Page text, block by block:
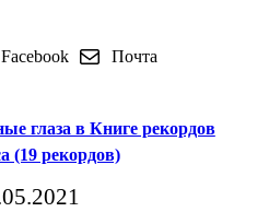
Facebook Почта
глаза в Книге рекордов
(19 рекордов)